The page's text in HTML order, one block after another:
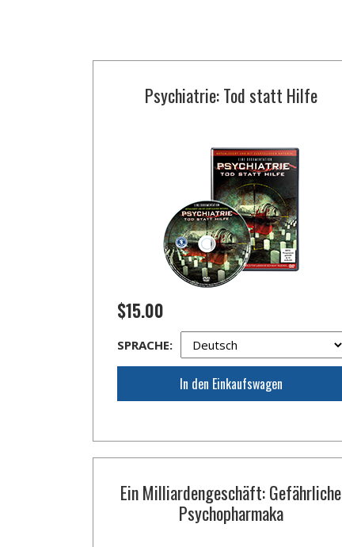
Psychiatrie: Tod statt Hilfe
$15.00
SPRACHE:
In den Einkaufswagen
Ein Milliardengeschäft: Gefährliche
Psychopharmaka